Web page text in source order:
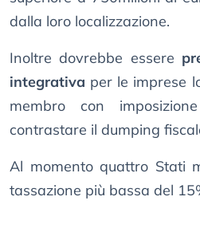
dalla loro localizzazione.
Inoltre dovrebbe essere
integrativa per le imprese
membro con
contrastare il dumping
Al momento quattro Stati
tassazione più bassa del